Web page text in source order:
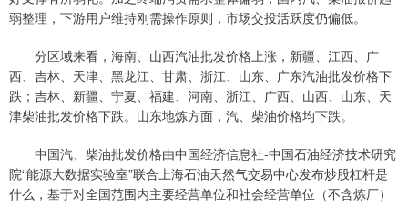
弱整理，下游用户维持刚需操作原则，市场交投活跃度仍偏低。
分区域来看，海南、山西汽油批发价格上涨，新疆、江西、广
西、吉林、天津、黑龙江、甘肃、浙江、山东、广东汽油批发价格下
跌；吉林、新疆、宁夏、福建、河南、浙江、广西、山西、山东、天
津柴油批发价格下跌。山东地炼方面，汽、柴油价格均下跌。
中国汽、柴油批发价格由中国经济信息社-中国石油经济技术研究
院“能源大数据实验室”联合上海石油天然气交易中心发布炒股杠杆是
什么，基于对全国范围内主要经营单位和社会经营单位（不含炼厂）